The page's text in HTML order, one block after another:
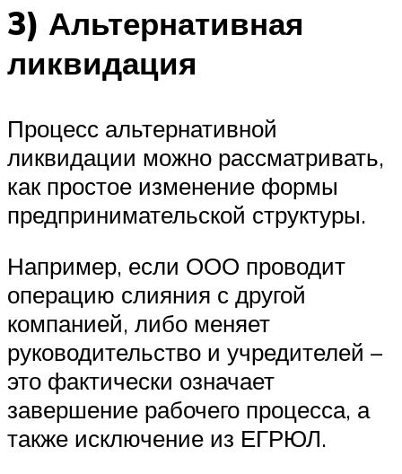
3) Альтернативная
ликвидация
Процесс альтернативной
ликвидации можно рассматривать,
как простое изменение формы
предпринимательской структуры.
Например, если ООО проводит
операцию слияния с другой
компанией, либо меняет
руководительство и учредителей –
это фактически означает
завершение рабочего процесса, а
также исключение из ЕГРЮЛ.